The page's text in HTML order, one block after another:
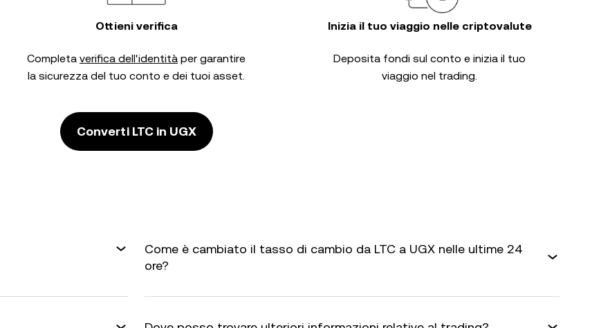
Ottieni verifica
Completa verifica dell'identità per garantire
la sicurezza del tuo conto e dei tuoi asset.
Inizia il tuo viaggio nelle criptovalute
Deposita fondi sul conto e inizia il tuo
viaggio nel trading.
Converti LTC in UGX
Come è cambiato il tasso di cambio da LTC a UGX nelle ultime 24
ore?